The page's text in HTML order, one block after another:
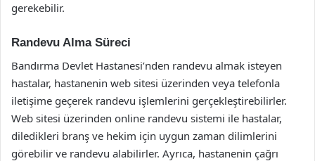
gerekebilir.
Randevu Alma Süreci
Bandırma Devlet Hastanesi’nden randevu almak isteyen
hastalar, hastanenin web sitesi üzerinden veya telefonla
iletişime geçerek randevu işlemlerini gerçekleştirebilirler.
Web sitesi üzerinden online randevu sistemi ile hastalar,
diledikleri branş ve hekim için uygun zaman dilimlerini
görebilir ve randevu alabilirler. Ayrıca, hastanenin çağrı